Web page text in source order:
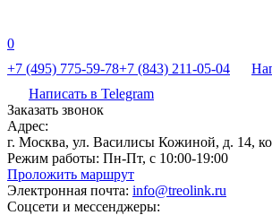
0
+7 (495) 775-59-78+7 (843) 211-05-04
Написать в Telegram
Заказать звонок
Адрес:
г. Москва, ул. Василисы Кожиной, д. 14,
Режим работы: Пн-Пт, с 10:00-19:00
Проложить маршрут
Электронная почта: info@treolink.ru
Соцсети и мессенджеры: